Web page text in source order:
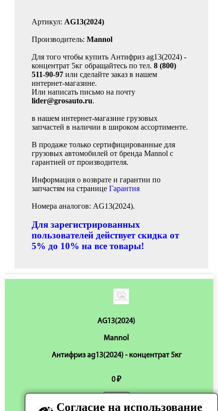
Артикул: AG13(2024)
Производитель: Mannol
Для того чтобы купить Антифриз ag13(2024) -
концентрат 5кг обращайтесь по тел. 8 (800)
511-90-97 или сделайте заказ в нашем
интернет-магазине.
Или написать письмо на почту
lider@grosauto.ru.
в нашем интернет-магазине грузовых
запчастей в наличии в широком ассортименте.
В продаже только сертифицированные для
грузовых автомобилей от бренда Mannol с
гарантией от производителя.
Информация о возврате и гарантии по
запчастям на странице Гарантия
Номера аналогов: AG13(2024).
Для зарегистрированных
пользователей действует скидка от
5% до 10% на все товары!
AG13(2024)
Mannol
Антифриз ag13(2024) - концентрат 5кг
0 ₽
Нет в наличии
Согласие на использование